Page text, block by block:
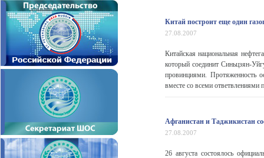
Китай построит еще один
27.08.2007
Китайская национальная
который соединит Синьцзян-
провинциями. Протяженность
вместе со всеми ответвлениями
Афганистан и Таджикистан
27.08.2007
26 августа состоялось